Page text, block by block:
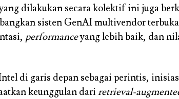
dilakukan secara kolektif ini juga
sisten GenAI multivendor
performanceyang lebih baik, dan
di garis depan sebagai perintis,
keunggulan dari retrieval-